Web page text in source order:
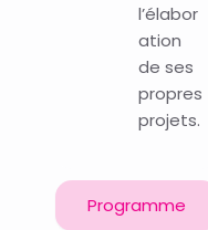
Programme
l’élabor
ation
de ses
propres
projets.